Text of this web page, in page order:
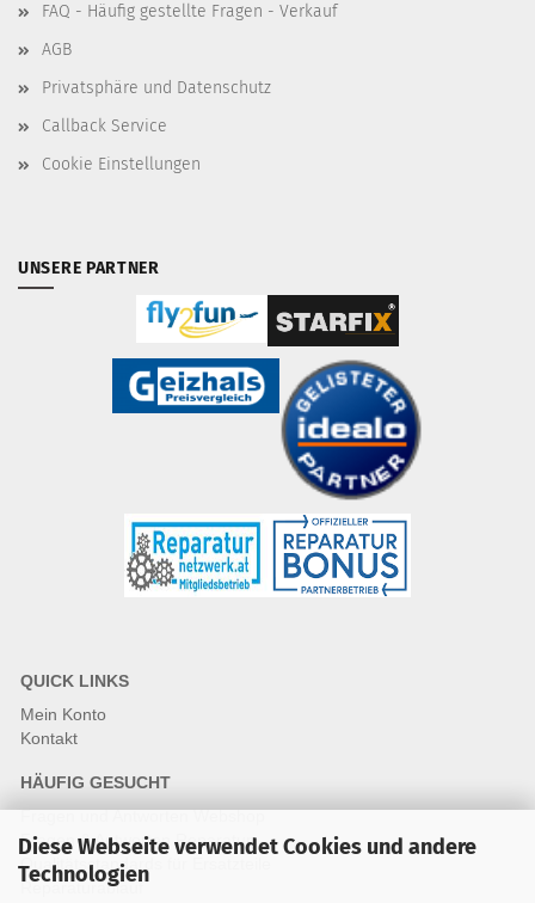
Diese Webseite verwendet Cookies und andere
Technologien
FAQ - Häufig gestellte Fragen - Verkauf
AGB
Privatsphäre und Datenschutz
Callback Service
Cookie Einstellungen
UNSERE PARTNER
QUICK LINKS
Mein Konto
Kontakt
HÄUFIG GESUCHT
Fragen und Antworten Webshop
Fragen & Antworten Reparatur
Qualitätsstandards für Ersatzteile
Reparaturablauf